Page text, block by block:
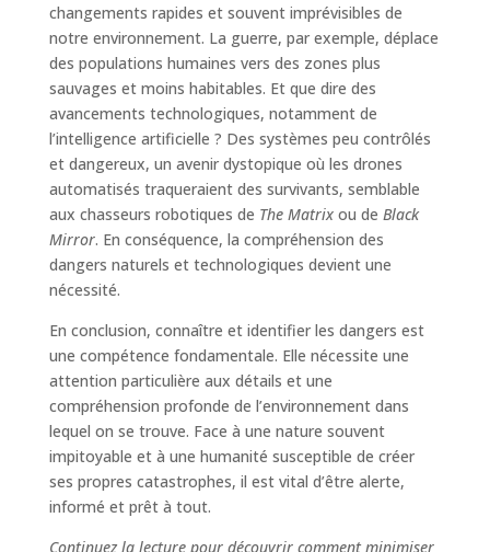
changements rapides et souvent imprévisibles de
notre environnement. La guerre, par exemple, déplace
des populations humaines vers des zones plus
sauvages et moins habitables. Et que dire des
avancements technologiques, notamment de
l’intelligence artificielle ? Des systèmes peu contrôlés
et dangereux, un avenir dystopique où les drones
automatisés traqueraient des survivants, semblable
aux chasseurs robotiques de The Matrixou de Black
Mirror. En conséquence, la compréhension des
dangers naturels et technologiques devient une
nécessité.
En conclusion, connaître et identifier les dangers est
une compétence fondamentale. Elle nécessite une
attention particulière aux détails et une
compréhension profonde de l’environnement dans
lequel on se trouve. Face à une nature souvent
impitoyable et à une humanité susceptible de créer
ses propres catastrophes, il est vital d’être alerte,
informé et prêt à tout.
Continuez la lecture pour découvrir comment minimiser